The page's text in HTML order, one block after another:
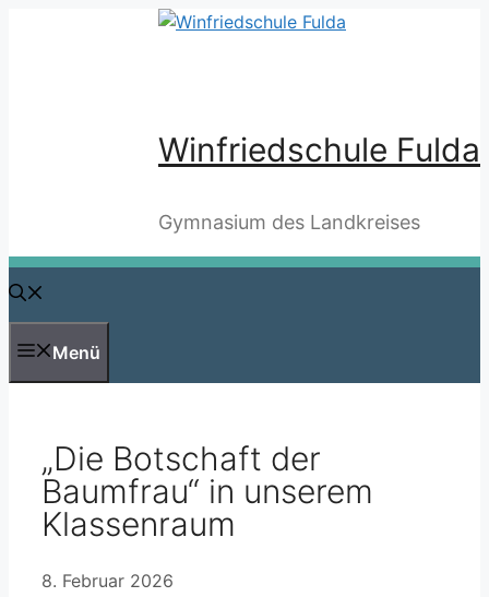
Winfriedschule Fulda
Gymnasium des Landkreises
Menü
„Die Botschaft der
Baumfrau“ in unserem
Klassenraum
8. Februar 2026